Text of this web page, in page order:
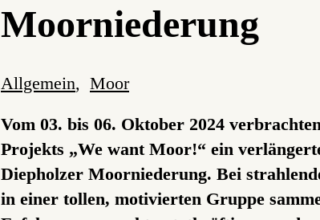
Moorniederung
Allgemein, Moor
Vom 03. bis 06. Oktober 2024
Projekts „We want Moor!“ ein
Diepholzer Moorniederung. Bei
in einer tollen, motivierten Gruppe